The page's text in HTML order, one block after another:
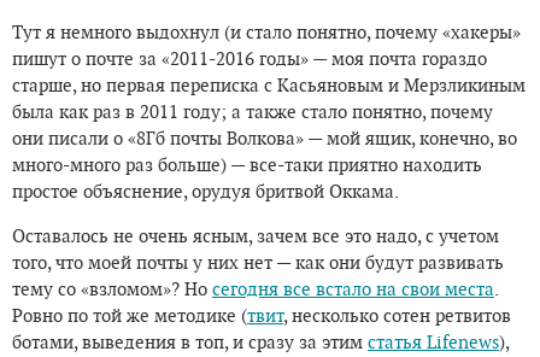
Тут я немного выдохнул (и стало понятно, почему «хакеры»
пишут о почте за «2011-2016 годы» — моя почта гораздо
старше, но первая переписка с Касьяновым и Мерзликиным
была как раз в 2011 году; а также стало понятно, почему
они писали о «8Гб почты Волкова» — мой ящик, конечно, во
много-много раз больше) — все-таки приятно находить
простое объяснение, орудуя бритвой Оккама.
Оставалось не очень ясным, зачем все это надо, с учетом
того, что моей почты у них нет — как они будут развивать
тему со «взломом»? Но сегодня все встало на свои места.
Ровно по той же методике (твит, несколько сотен ретвитов
ботами, выведения в топ, и сразу за этим статья Lifenews),